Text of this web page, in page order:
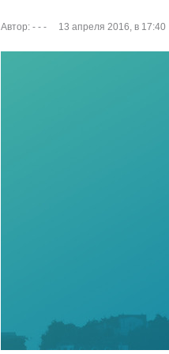
Автор: - - - 13 апреля 2016, в 17:40